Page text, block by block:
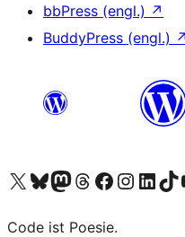
bbPress (engl.) ↗
BuddyPress (engl.) ↗
Unser X-Konto (früher Twitter) besuchen
Unser Bluesky-Konto besuchen
Unser Mastodon-Konto besuchen
Unser Threads-Konto besuchen
Unsere Facebook-Seite
Unser Instagram-
UnserUnser
Code ist Poesie.